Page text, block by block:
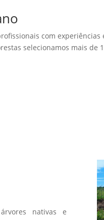
com
selecionamos mais de
nativas e